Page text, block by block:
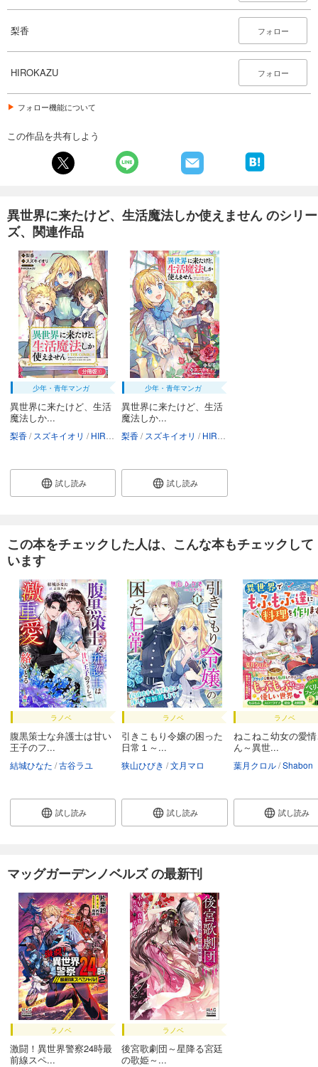
梨香 フォロー
HIROKAZU フォロー
フォロー機能について
この作品を共有しよう
異世界に来たけど、生活魔法しか使えません のシリー
ズ、関連作品
少年・青年マンガ
異世界に来たけど、生活
魔法しか...
梨香 スズキイオリ HIROKAZU
試し読み
少年・青年マンガ
異世界に来たけど、生活
魔法しか...
梨香 スズキイオリ HIROKAZU
試し読み
この本をチェックした人は、こんな本もチェックして
います
ラノベ
腹黒策士な弁護士は甘い
王子のフ...
結城ひなた 古谷ラユ
試し読み
ラノベ
引きこもり令嬢の困った
日常１～...
狭山ひびき 文月マロ
試し読み
ラノベ
ねこねこ幼女の愛
ん～異世...
葉月クロル Shabon
試し読み
マッグガーデンノベルズ の最新刊
ラノベ
激闘！異世界警察24時最
前線スペ...
ラノベ
後宮歌劇団～星降る宮廷
の歌姫～...